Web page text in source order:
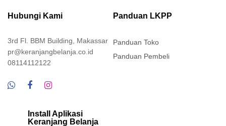
Hubungi Kami
3rd Fl. BBM Building, Makassar
pr@keranjangbelanja.co.id
08114112122
Panduan LKPP
Panduan Toko
Panduan Pembeli
Install Aplikasi
Keranjang Belanja